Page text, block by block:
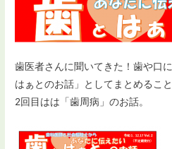
歯医者さんに聞いてきた！歯や口
はぁとのお話」としてまとめること
2回目はは「歯周病」のお話。